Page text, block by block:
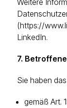
Weitere
(https://
LinkedIn.
7.
Sie haben
gemäß Art.